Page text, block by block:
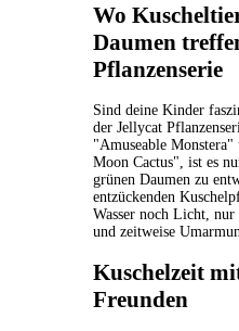
Wo
Daumen
Pflanzenserie
Sind deine Kinder
der Jellycat
"Amuseable
Moon Cactus", ist es
grünen Daumen zu
entzückenden
Wasser noch Licht,
und zeitweise
Kuschelzeit
Freunden